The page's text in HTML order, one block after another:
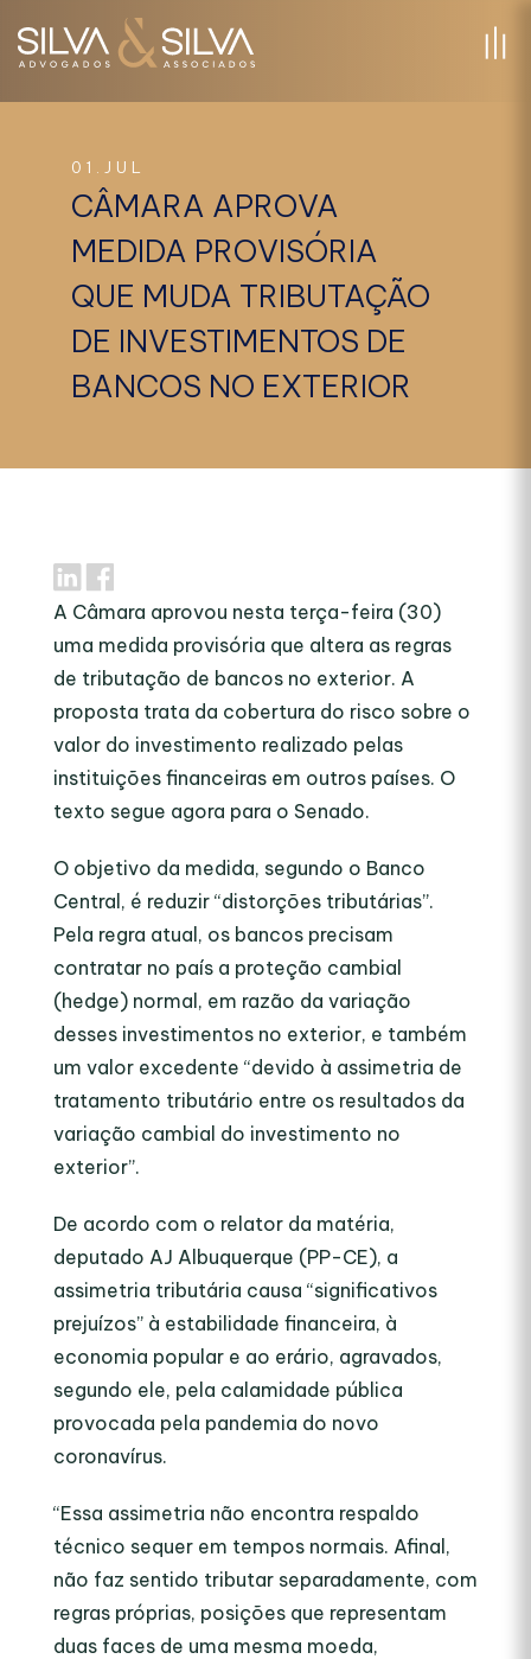
01.JUL
CÂMARA APROVA
MEDIDA PROVISÓRIA
QUE MUDA TRIBUTAÇÃO
DE INVESTIMENTOS DE
BANCOS NO EXTERIOR
A Câmara aprovou nesta terça-feira (30)
uma medida provisória que altera as regras
de tributação de bancos no exterior. A
proposta trata da cobertura do risco sobre o
valor do investimento realizado pelas
instituições financeiras em outros países. O
texto segue agora para o Senado.
O objetivo da medida, segundo o Banco
Central, é reduzir “distorções tributárias”.
Pela regra atual, os bancos precisam
contratar no país a proteção cambial
(hedge) normal, em razão da variação
desses investimentos no exterior, e também
um valor excedente “devido à assimetria de
tratamento tributário entre os resultados da
variação cambial do investimento no
exterior”.
De acordo com o relator da matéria,
deputado AJ Albuquerque (PP-CE), a
assimetria tributária causa “significativos
prejuízos” à estabilidade financeira, à
economia popular e ao erário, agravados,
segundo ele, pela calamidade pública
provocada pela pandemia do novo
coronavírus.
“Essa assimetria não encontra respaldo
técnico sequer em tempos normais. Afinal,
não faz sentido tributar separadamente, com
regras próprias, posições que representam
duas faces de uma mesma moeda,